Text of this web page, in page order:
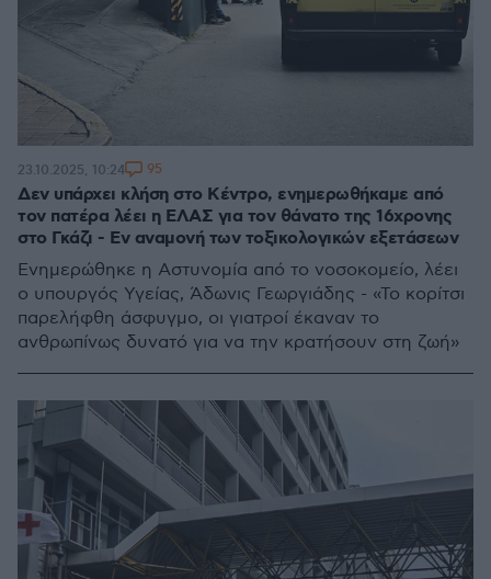
Δεν υπάρχει κλήση στο Κέντρο, ενημερωθήκαμε από
τον πατέρα λέει η ΕΛΑΣ για τον θάνατο της 16χρονης
στο Γκάζι - Εν αναμονή των τοξικολογικών εξετάσεων
Ενημερώθηκε η Αστυνομία από το νοσοκομείο, λέει
ο υπουργός Υγείας, Άδωνις Γεωργιάδης - «Το κορίτσι
παρελήφθη άσφυγμο, οι γιατροί έκαναν το
ανθρωπίνως δυνατό για να την κρατήσουν στη ζωή»
23.10.2025, 10:24 95